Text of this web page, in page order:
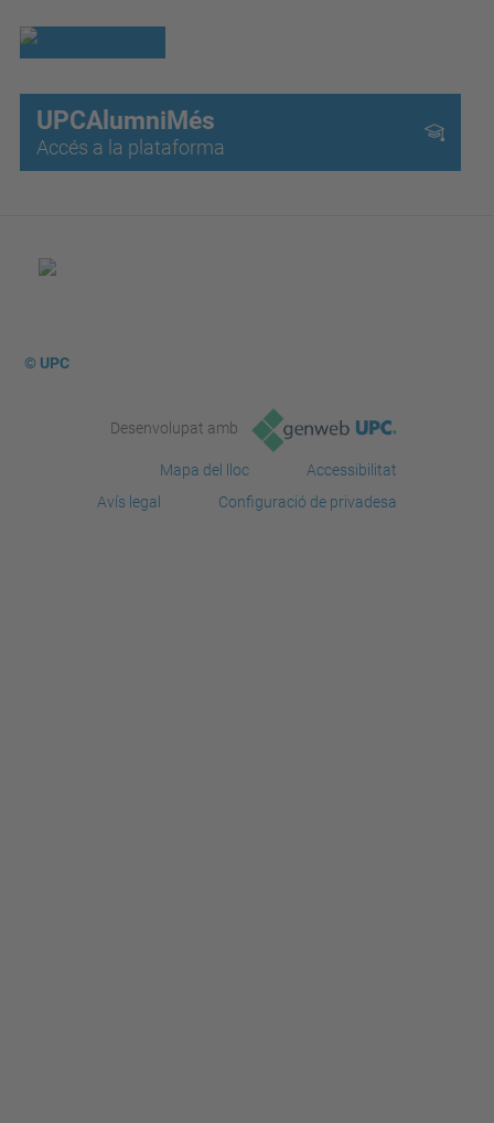
UPCAlumniMés
Accés a la plataforma
© UPC
Desenvolupat amb
Mapa del lloc
Accessibilitat
Avís legal
Configuració de privadesa